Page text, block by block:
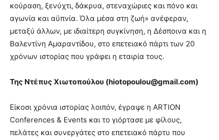
κούραση, ξενύχτι, δάκρυα, στεναχώριες και πόνο και
αγωνία και αϋπνία. Όλα μέσα στη ζωή» ανέφεραν,
μεταξύ άλλων, με ιδιαίτερη συγκίνηση, η Δέσποινα και η
Βαλεντίνη Αμαραντίδου, στο επετειακό πάρτι των 20
χρόνων ιστορίας που γράφει η εταιρία τους.
Της Ντέπυς Χιωτοπούλου (hiotopoulou@gmail.com)
Είκοσι χρόνια ιστορίας λοιπόν, έγραψε η ARTION
Conferences & Events και το γιόρτασε με φίλους,
πελάτες και συνεργάτες στο επετειακό πάρτυ που